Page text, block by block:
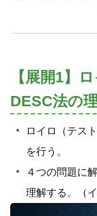
【展開1】
DESC法の
ロイロ（テス
を行う。
４つの問題に
理解する。（